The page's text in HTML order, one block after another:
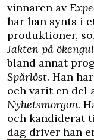
vinnaren av
har han synts i
produktioner,
Jakten på
bland annat
Spårlöst. Han
och varit en del
Nyhetsmorgon.
och kandiderat
dag driver han